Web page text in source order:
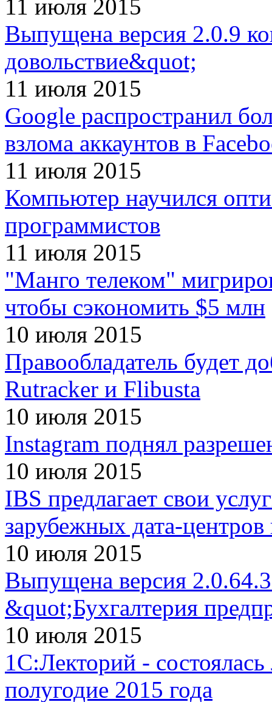
11 июля 2015
Выпущена версия 2.0.9
довольствие&quot;
11 июля 2015
Google распространил
взлома аккаунтов в
11 июля 2015
Компьютер научился
программистов
11 июля 2015
"Манго телеком"
чтобы сэкономить $5 млн
10 июля 2015
Правообладатель будет
Rutracker и Flibusta
10 июля 2015
Instagram поднял
10 июля 2015
IBS предлагает свои
зарубежных дата-
10 июля 2015
Выпущена версия
&quot;Бухгалтерия
10 июля 2015
1С:Лекторий -
полугодие 2015 года